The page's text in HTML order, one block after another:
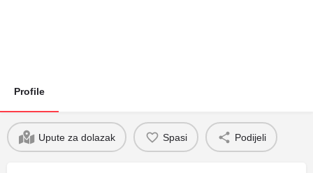
Profile
Upute za dolazak Spasi Podijeli